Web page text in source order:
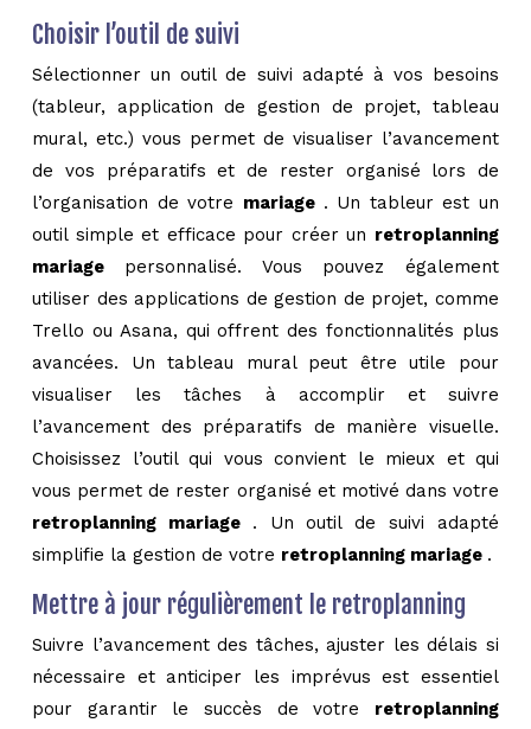
Choisir l’outil de suivi
Sélectionner un outil de suivi adapté à vos besoins
(tableur, application de gestion de projet, tableau
mural, etc.) vous permet de visualiser l’avancement
de vos préparatifs et de rester organisé lors de
l’organisation de votre mariage . Un tableur est un
outil simple et efficace pour créer un retroplanning
mariage personnalisé. Vous pouvez également
utiliser des applications de gestion de projet, comme
Trello ou Asana, qui offrent des fonctionnalités plus
avancées. Un tableau mural peut être utile pour
visualiser les tâches à accomplir et suivre
l’avancement des préparatifs de manière visuelle.
Choisissez l’outil qui vous convient le mieux et qui
vous permet de rester organisé et motivé dans votre
retroplanning mariage . Un outil de suivi adapté
simplifie la gestion de votre retroplanning mariage .
Mettre à jour régulièrement le retroplanning
Suivre l’avancement des tâches, ajuster les délais si
nécessaire et anticiper les imprévus est essentiel
pour garantir le succès de votre retroplanning